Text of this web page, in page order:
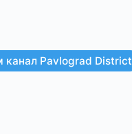
канал Pavlograd District